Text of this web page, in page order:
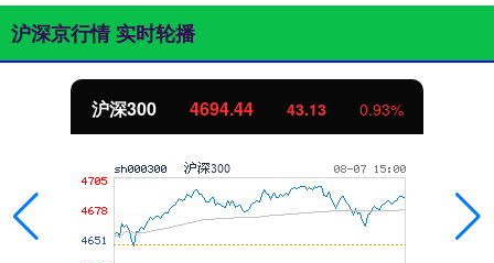
沪深京行情 实时轮播
沪深300 4694.44 43.13 0.93%